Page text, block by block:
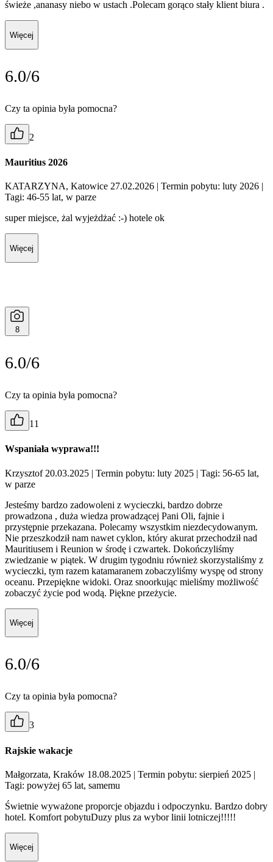
świeże ,ananasy niebo w ustach .Polecam gorąco stały klient biura .
Więcej
6.0/6
Czy ta opinia była pomocna?
2
Mauritius 2026
KATARZYNA, Katowice 27.02.2026 | Termin pobytu: luty 2026 |
Tagi: 46-55 lat, w parze
super miejsce, żal wyjeżdżać :-) hotele ok
Więcej
8
6.0/6
Czy ta opinia była pomocna?
11
Wspaniała wyprawa!!!
Krzysztof 20.03.2025 | Termin pobytu: luty 2025 | Tagi: 56-65 lat,
w parze
Jesteśmy bardzo zadowoleni z wycieczki, bardzo dobrze
prowadzona , duża wiedza prowadzącej Pani Oli, fajnie i
przystępnie przekazana. Polecamy wszystkim niezdecydowanym.
Nie przeszkodził nam nawet cyklon, który akurat przechodził nad
Mauritiusem i Reunion w środę i czwartek. Dokończyliśmy
zwiedzanie w piątek. W drugim tygodniu również skorzystaliśmy z
wycieczki, tym razem katamaranem zobaczyliśmy wyspę od strony
oceanu. Przepiękne widoki. Oraz snoorkując mieliśmy możliwość
zobaczyć życie pod wodą. Piękne przeżycie.
Więcej
6.0/6
Czy ta opinia była pomocna?
3
Rajskie wakacje
Małgorzata, Kraków 18.08.2025 | Termin pobytu: sierpień 2025 |
Tagi: powyżej 65 lat, samemu
Świetnie wyważone proporcje objazdu i odpoczynku. Bardzo dobry
hotel. Komfort pobytuDuzy plus za wybor linii lotniczej!!!!!
Więcej